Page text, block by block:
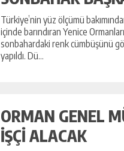
Türkiye’nin yüz ölçümü
içinde barındıran Yenice
sonbahardaki renk cümbüşünü
yapıldı. Dü...
ORMAN GENEL
İŞÇİ ALACAK